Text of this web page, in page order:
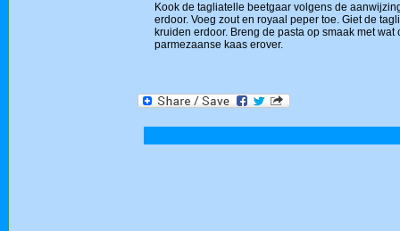
Kook de tagliatelle beetgaar volgens de
erdoor. Voeg zout en royaal peper toe. Giet de
kruiden erdoor. Breng de pasta op smaak met
parmezaanse kaas erover.